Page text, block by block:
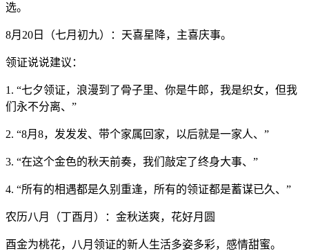
选。
8月20日（七月初九）：天喜星降，主喜庆事。
领证说说建议：
1. “七夕领证，浪漫到了骨子里、你是牛郎，我是织女，但我
们永不分离、”
2. “8月8，发发发、带个家属回家，以后就是一家人、”
3. “在这个金色的秋天前奏，我们敲定了终身大事、”
4. “所有的相遇都是久别重逢，所有的领证都是蓄谋已久、”
农历八月（丁酉月）：金秋送爽，花好月圆
酉金为桃花，八月领证的新人生活多姿多彩，感情甜蜜。